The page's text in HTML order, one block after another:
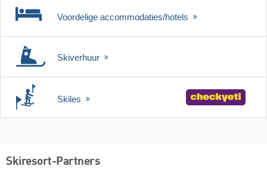
Voordelige accommodaties/hotels
Skiverhuur
Skiles
Skiresort-Partners